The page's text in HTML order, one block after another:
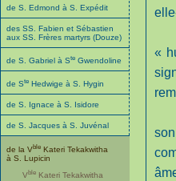
de S. Edmond à S. Expédit
des SS. Fabien et Sébastien
aux SS. Frères martyrs (Douze)
de S. Gabriel à Ste Gwendoline
de Ste Hedwige à S. Hygin
de S. Ignace à S. Isidore
de S. Jacques à S. Juvénal
de la Vble Kateri Tekakwitha
à S. Lupicin
Vble Kateri Tekakwitha
«